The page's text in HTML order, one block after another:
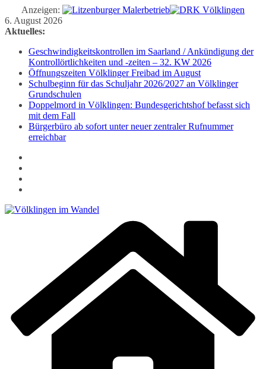
Anzeigen:
Zum
Inhalt
6. August 2026
Aktuelles:
Geschwindigkeitskontrollen im Saarland / Ankündigung der
Kontrollörtlichkeiten und -zeiten – 32. KW 2026
Öffnungszeiten Völklinger Freibad im August
Schulbeginn für das Schuljahr 2026/2027 an Völklinger
Grundschulen
Doppelmord in Völklingen: Bundesgerichtshof befasst sich
mit dem Fall
Bürgerbüro ab sofort unter neuer zentraler Rufnummer
erreichbar